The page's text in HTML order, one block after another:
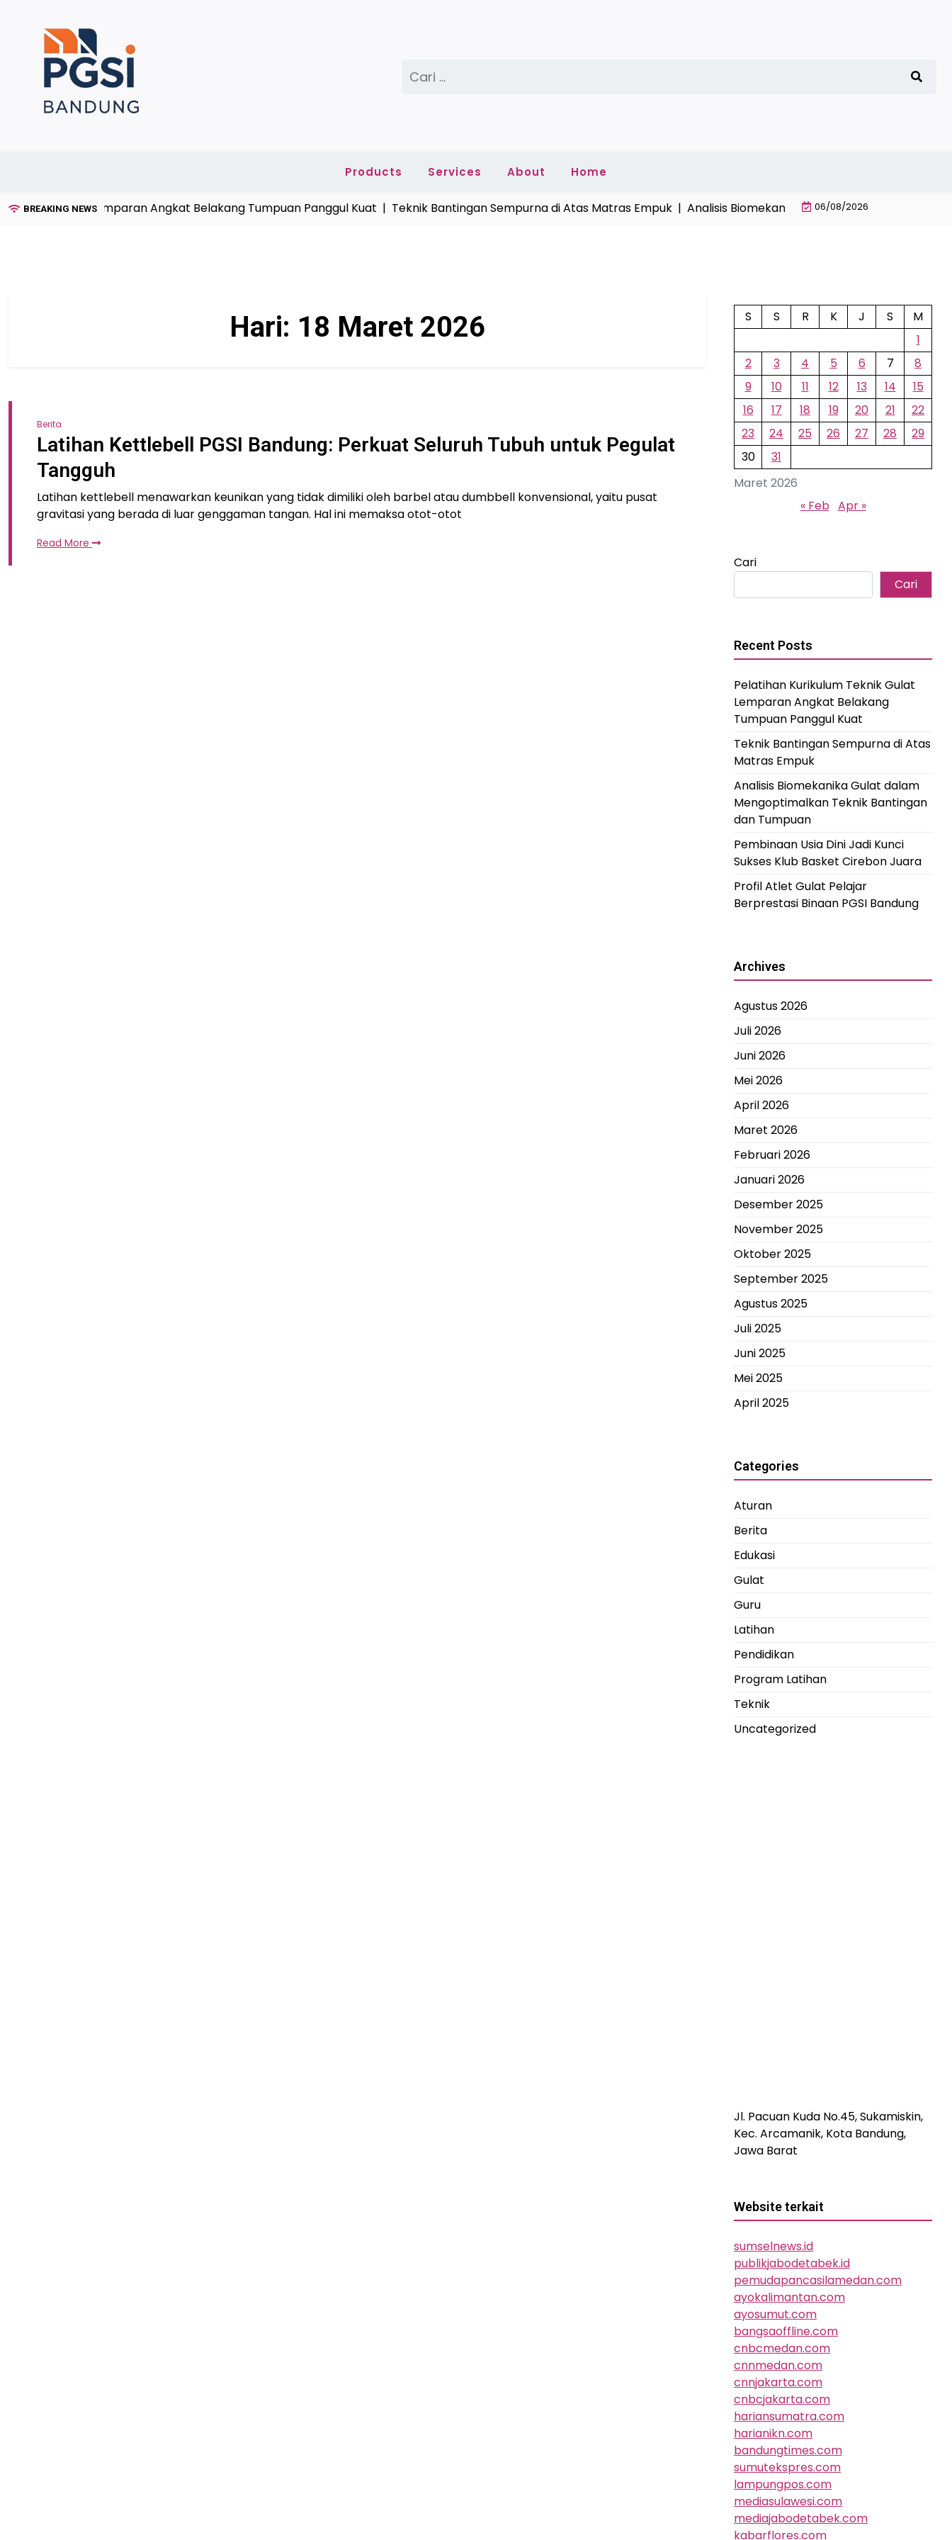
untuk:
Products Services About Home
BREAKING NEWS
Gulat Lemparan Angkat Belakang Tumpuan Panggul Kuat |Teknik Bantingan Sempurna di Atas Matras Empuk |Analisis Biomekanika Gulat dalam
06/08/2026
Hari: 18 Maret 2026
Berita
Latihan Kettlebell PGSI Bandung: Perkuat Seluruh Tubuh untuk Pegulat
Tangguh
Latihan kettlebell menawarkan keunikan yang tidak dimiliki oleh barbel atau dumbbell konvensional, yaitu pusat
gravitasi yang berada di luar genggaman tangan. Hal ini memaksa otot-otot
Read More
Maret 2026
S S R K J S
M
1
2
3 4 5 6 7
8
9
10 11 12 13 14
15
16
17 18 19 20 21
22
23
24 25 26 27 28
29
30
31
« Feb Apr »
Cari
Cari
Recent Posts
Pelatihan Kurikulum Teknik Gulat
Lemparan Angkat Belakang
Tumpuan Panggul Kuat
Teknik Bantingan Sempurna di Atas
Matras Empuk
Analisis Biomekanika Gulat dalam
Mengoptimalkan Teknik Bantingan
dan Tumpuan
Pembinaan Usia Dini Jadi Kunci
Sukses Klub Basket Cirebon Juara
Profil Atlet Gulat Pelajar
Berprestasi Binaan PGSI Bandung
Archives
Agustus 2026
Juli 2026
Juni 2026
Mei 2026
April 2026
Maret 2026
Februari 2026
Januari 2026
Desember 2025
November 2025
Oktober 2025
September 2025
Agustus 2025
Juli 2025
Juni 2025
Mei 2025
April 2025
Categories
Aturan
Berita
Edukasi
Gulat
Guru
Latihan
Pendidikan
Program Latihan
Teknik
Uncategorized
Jl. Pacuan Kuda No.45, Sukamiskin,
Kec. Arcamanik, Kota Bandung,
Jawa Barat
Website terkait
sumselnews.id
publikjabodetabek.id
pemudapancasilamedan.com
ayokalimantan.com
ayosumut.com
bangsaoffline.com
cnbcmedan.com
cnnmedan.com
cnnjakarta.com
cnbcjakarta.com
hariansumatra.com
harianikn.com
bandungtimes.com
sumutekspres.com
lampungpos.com
mediasulawesi.com
mediajabodetabek.com
kabarflores.com